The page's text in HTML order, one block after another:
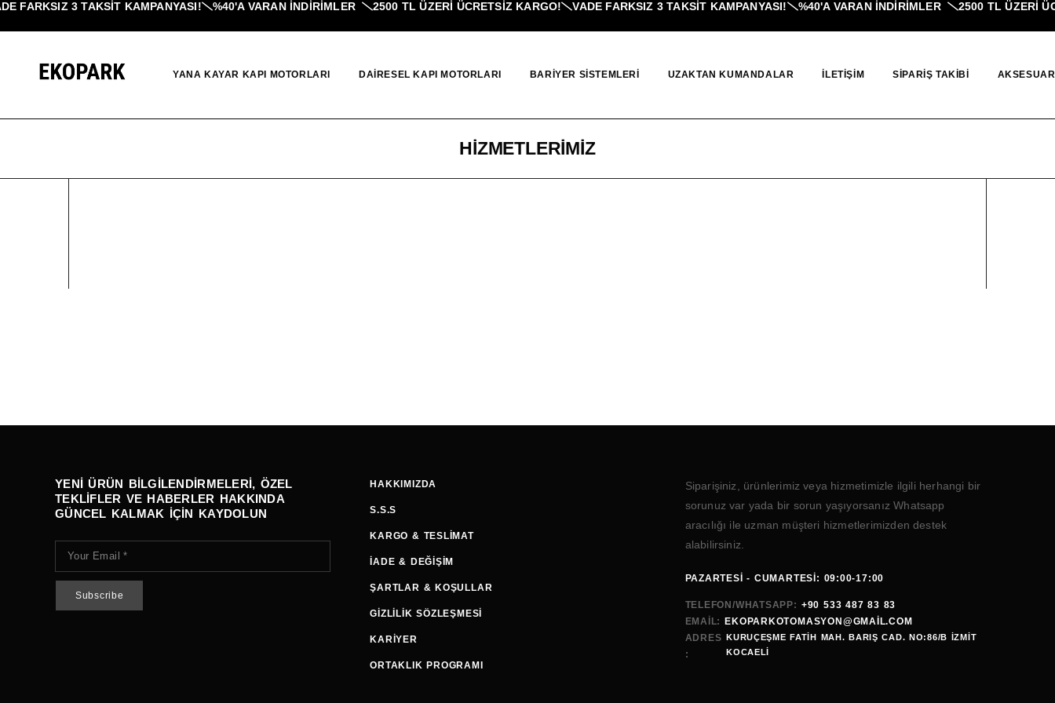
FARKSIZ 3 TAKSIT KAMPANYASI! %40'A VARAN İNDIRIMLER 2500 TL ÜZERI ÜCRETSİZ KARGO! VADE FARKSIZ 3 TAKSIT KAMPANYASI! %40'A VARAN İNDIRIMLER 2500 TL ÜZERI
YANA KAYAR KAPI MOTORLARI DAIRESEL KAPI MOTORLARI BARIYER SISTEMLERI UZAKTAN KUMANDALAR İLETIŞIM SIPARIŞ TAKIBI
HIZMETLERIMIZ
YENI ÜRÜN BILGILENDIRMELERI, ÖZEL
TEKLIFLER VE HABERLER HAKKINDA
GÜNCEL KALMAK IÇIN KAYDOLUN
HAKKIMIZDA
S.S.S
KARGO & TESLIMAT
İADE & DEĞIŞIM
ŞARTLAR & KOŞULLAR
GIZLILIK SÖZLEŞMESI
KARIYER
ORTAKLIK PROGRAMI
Siparişiniz, ürünlerimiz veya hizmetimizle ilgili herhangi bir
sorunuz var yada bir sorun yaşıyorsanız Whatsapp
aracılığı ile uzman müşteri hizmetlerimizden destek
alabilirsiniz.
PAZARTESI - CUMARTESI: 09:00-17:00
TELEFON/WHATSAPP: +90 533 487 83 83
EMAIL:
EKOPARKOTOMASYON@GMAİL.COM
ADRES
:
KURUÇEŞME FATİH MAH. BARIŞ CAD. NO:86/B İZMİT
KOCAELI